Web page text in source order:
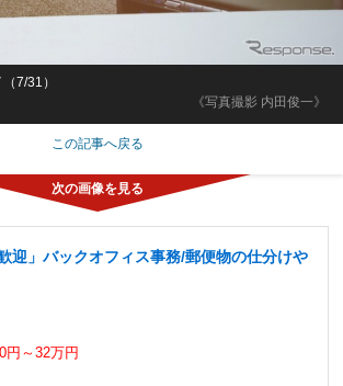
《写真撮影 内田俊一》
7/31）
この記事へ戻る
迎」バックオフィス事務/郵便物の仕分けや
円～32万円